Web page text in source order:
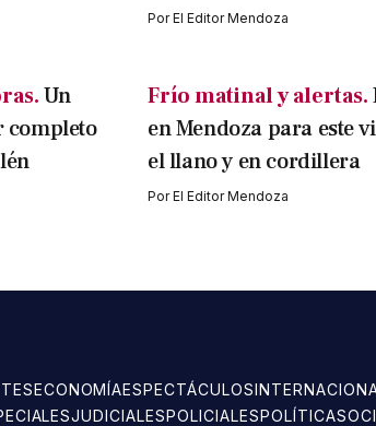
PorEl Editor Mendoza
Un
completo
Frío matinal y alertas.
en Mendoza para este
el llano y en cordillera
PorEl Editor Mendoza
ECONOMÍAESPECTÁCULOS
JUDICIALESPOLICIALESPOLÍTICA